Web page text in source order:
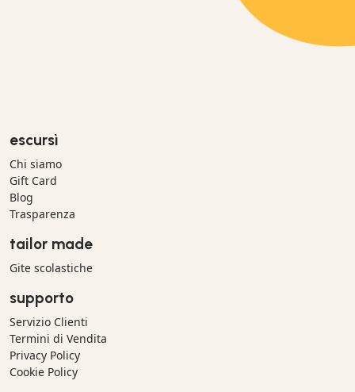
escursì
Chi siamo
Gift Card
Blog
Trasparenza
tailor made
Gite scolastiche
supporto
Servizio Clienti
Termini di Vendita
Privacy Policy
Cookie Policy